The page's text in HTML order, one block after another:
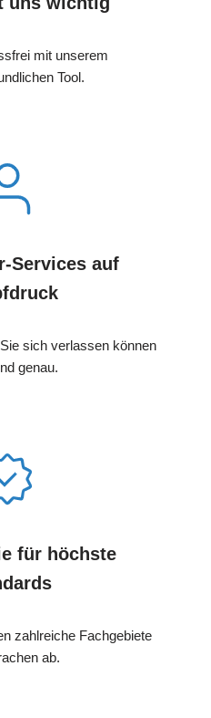
mit unserem
Tool.
Services auf
sich verlassen können
genau.
für höchste
zahlreiche Fachgebiete
ab.